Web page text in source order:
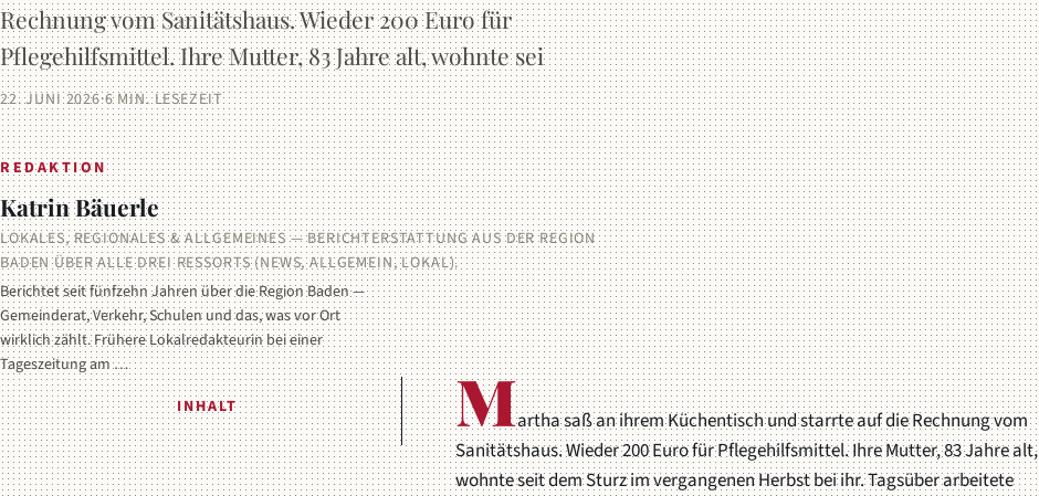
Rechnung vom Sanitätshaus. Wieder 200 Euro für
Pflegehilfsmittel. Ihre Mutter, 83 Jahre alt, wohnte sei
22. JUNI 2026·6 MIN. LESEZEIT
REDAKTION
Katrin Bäuerle
LOKALES, REGIONALES & ALLGEMEINES — BERICHTERSTATTUNG AUS DER REGION
BADEN ÜBER ALLE DREI RESSORTS (NEWS, ALLGEMEIN, LOKAL).
Berichtet seit fünfzehn Jahren über die Region Baden —
Gemeinderat, Verkehr, Schulen und das, was vor Ort
wirklich zählt. Frühere Lokalredakteurin bei einer
Tageszeitung am …
INHALT
Martha saß an ihrem Küchentisch und starrte auf die Rechnung vom
Sanitätshaus. Wieder 200 Euro für Pflegehilfsmittel. Ihre Mutter, 83 Jahre alt,
wohnte seit dem Sturz im vergangenen Herbst bei ihr. Tagsüber arbeitete